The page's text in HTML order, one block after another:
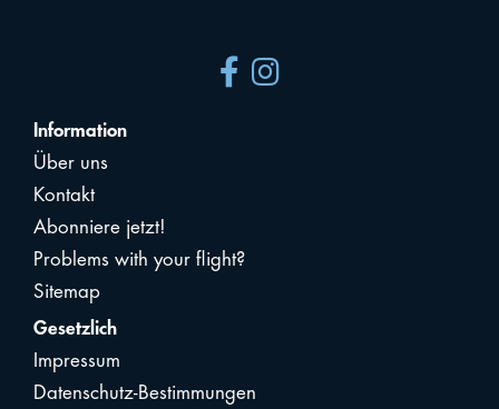
Information
Über uns
Kontakt
Abonniere jetzt!
Problems with your flight?
Sitemap
Gesetzlich
Impressum
Datenschutz-Bestimmungen